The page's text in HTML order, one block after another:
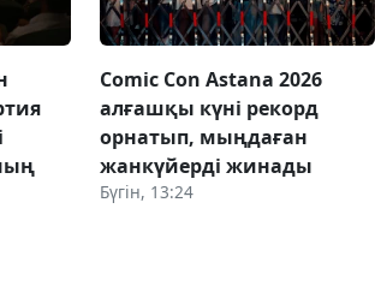
Comic Con Astana 2026
алғашқы күні рекорд
орнатып, мыңдаған
жанкүйерді жинады
Бүгін, 13:24